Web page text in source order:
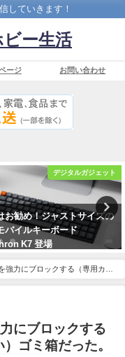
していきます！
ー生活
ージ お問い合わせ
乗り物関連
ブボックス照明の設置は
解決だ！
12月4日
強力にブロックする（専用カー
にブロックする
ゴミ箱だった。